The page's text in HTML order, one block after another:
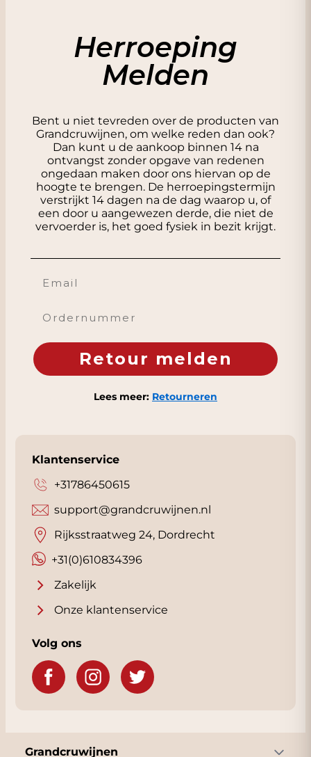
Herroeping
Melden
Bent u niet tevreden over de producten van
Grandcruwijnen, om welke reden dan ook?
Dan kunt u de aankoop binnen 14 na
ontvangst zonder opgave van redenen
ongedaan maken door ons hiervan op de
hoogte te brengen. De herroepingstermijn
verstrijkt 14 dagen na de dag waarop u, of
een door u aangewezen derde, die niet de
vervoerder is, het goed fysiek in bezit krijgt.
Retour melden
Lees meer: Retourneren
Klantenservice
+31786450615
+31(0)610834396
support@grandcruwijnen.nl
Rijksstraatweg 24, Dordrecht
Zakelijk
Onze klantenservice
Volg ons
Grandcruwijnen